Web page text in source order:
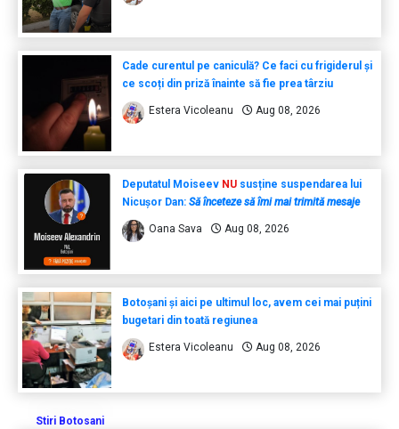
Cade curentul pe caniculă? Ce faci cu frigiderul și
ce scoți din priză înainte să fie prea târziu
Estera Vicoleanu Aug 08, 2026
Deputatul Moiseev NU susține suspendarea lui
Nicușor Dan: Să înceteze să îmi mai trimită mesaje
Oana Sava Aug 08, 2026
Botoșani și aici pe ultimul loc, avem cei mai puțini
bugetari din toată regiunea
Estera Vicoleanu Aug 08, 2026
Stiri Botosani